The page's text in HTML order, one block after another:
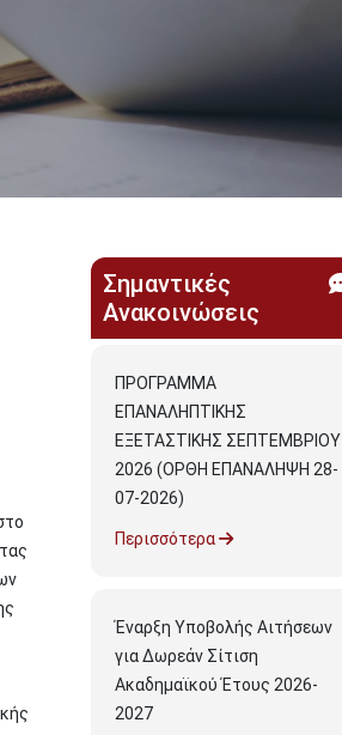
Σημαντικές
Ανακοινώσεις
ΠΡΟΓΡΑΜΜΑ
ΕΠΑΝΑΛΗΠΤΙΚΗΣ
ΕΞΕΤΑΣΤΙΚΗΣ ΣΕΠΤΕΜΒΡΙΟΥ
2026 (ΟΡΘΗ ΕΠΑΝΑΛΗΨΗ 28-
07-2026)
Περισσότερα
Έναρξη Υποβολής Αιτήσεων
για Δωρεάν Σίτιση
Ακαδημαϊκού Έτους 2026-
2027